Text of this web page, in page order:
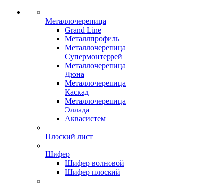
Металлочерепица
Grand Line
Металлпрофиль
Металлочерепица
Супермонтеррей
Металлочерепица
Дюна
Металлочерепица
Каскад
Металлочерепица
Эллада
Аквасистем
Плоский лист
Шифер
Шифер волновой
Шифер плоский